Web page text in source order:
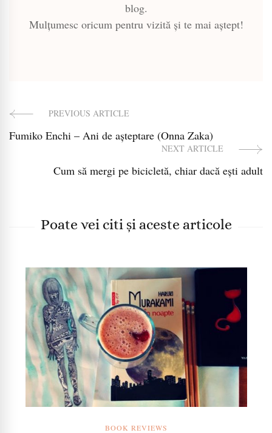
blog.
Mulțumesc oricum pentru vizită și te mai aștept!
PostPREVIOUS ARTICLE
Fumiko Enchi – Ani de așteptare (Onna Zaka)
NEXT ARTICLE
Cum să mergi pe bicicletă, chiar dacă ești adult
Poate vei citi și aceste articole
BOOK REVIEWS